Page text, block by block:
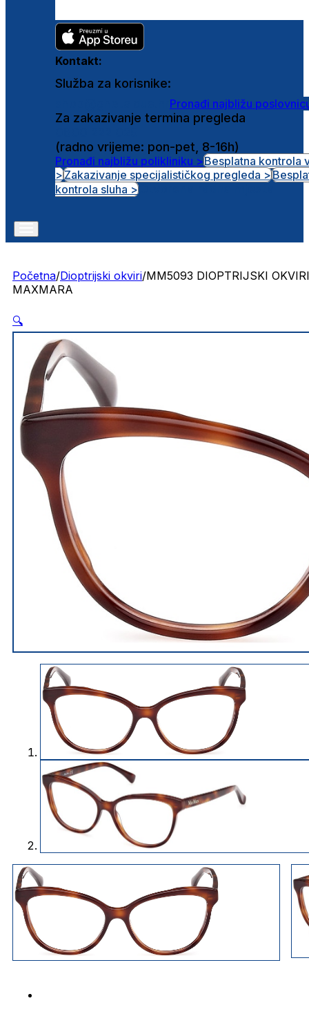
Kontakt:
Služba za korisnike:
Pronađi najbližu
Za zakazivanje termina pregleda
(radno vrijeme: pon-pet, 8-16h)
Pronađi najbližu polikliniku >Besplatna kontrola
>Zakazivanje specijalističkog pregleda >
kontrola sluha >
Početna/Dioptrijski okviri/MM5093 DIOPTRIJSKI OKVIRI
MAXMARA
🔍